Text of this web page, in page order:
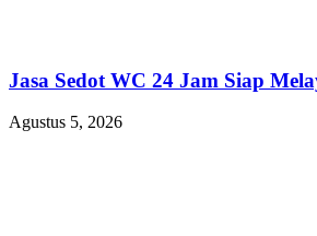
Jasa Sedot WC 24 Jam Siap
Agustus 5, 2026